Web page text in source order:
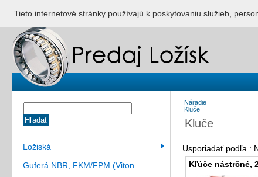
ÚVOD
Hľadať
Ložiská
Guferá NBR, FKM/FPM (Viton
Náradie
Kluče
Kluče
Usporiadať podľa :
Kľúče nástrčné,
Tieto internetové stránky používajú k poskytovaniu služieb,